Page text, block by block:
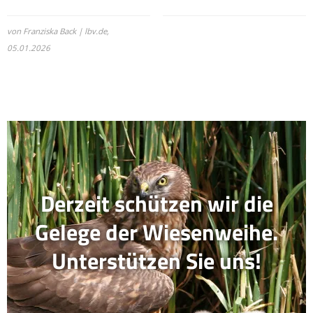
von Franziska Back | lbv.de,
05.01.2026
Derzeit schützen wir die
Gelege der Wiesenweihe.
Unterstützen Sie uns!